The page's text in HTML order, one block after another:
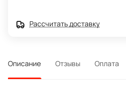
Рассчитать доставку
Описание Отзывы Оплата